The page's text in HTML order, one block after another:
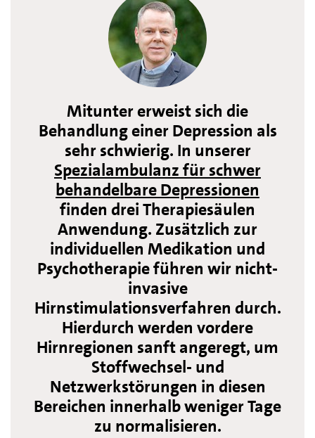
Mitunter erweist sich die
Behandlung einer Depression als
sehr schwierig. In unserer
Spezialambulanz für schwer
behandelbare Depressionen
finden drei Therapiesäulen
Anwendung. Zusätzlich zur
individuellen Medikation und
Psychotherapie führen wir nicht-
invasive
Hirnstimulationsverfahren durch.
Hierdurch werden vordere
Hirnregionen sanft angeregt, um
Stoffwechsel- und
Netzwerkstörungen in diesen
Bereichen innerhalb weniger Tage
zu normalisieren.